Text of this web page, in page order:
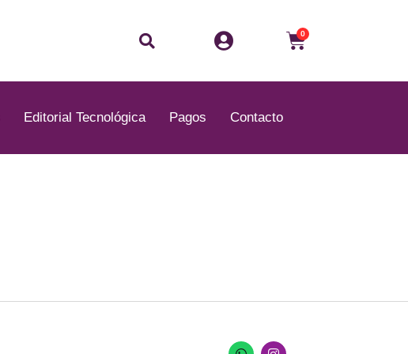
Buscar 0
Carrito
Editorial Tecnológica Pagos Contacto
W
I